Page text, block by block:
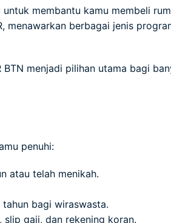
membantu kamu membeli
menawarkan berbagai jenis
menjadi pilihan utama bagi
penuhi:
atau telah menikah.
bagi wiraswasta.
gaji, dan rekening koran.